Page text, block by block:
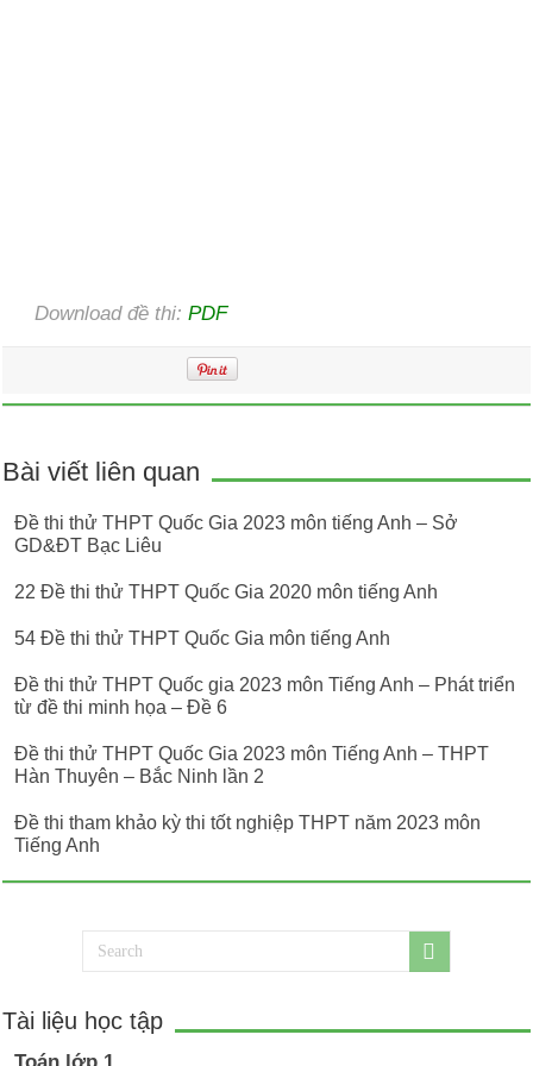
Download đề thi:PDF
Bài viết liên quan
Đề thi thử THPT Quốc Gia 2023 môn tiếng Anh – Sở
GD&ĐT Bạc Liêu
22 Đề thi thử THPT Quốc Gia 2020 môn tiếng Anh
54 Đề thi thử THPT Quốc Gia môn tiếng Anh
Đề thi thử THPT Quốc gia 2023 môn Tiếng Anh – Phát triển
từ đề thi minh họa – Đề 6
Đề thi thử THPT Quốc Gia 2023 môn Tiếng Anh – THPT
Hàn Thuyên – Bắc Ninh lần 2
Đề thi tham khảo kỳ thi tốt nghiệp THPT năm 2023 môn
Tiếng Anh
Tài liệu học tập